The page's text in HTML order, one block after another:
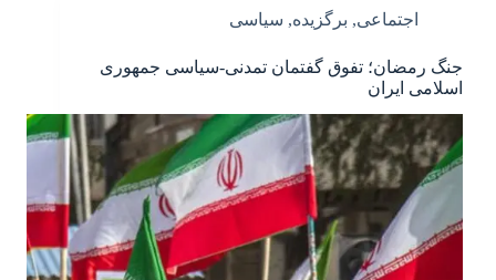
اجتماعی, برگزیده, سیاسی
جنگ رمضان؛ تفوق گفتمان تمدنی-سیاسی جمهوری
اسلامی ایران